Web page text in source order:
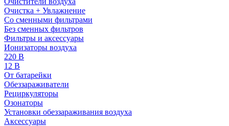
Очистка + Увлажнение
Cо сменными фильтрами
Без сменных фильтров
Фильтры и аксессуары
Ионизаторы воздуха
220 В
12 В
От батарейки
Обеззараживатели
Рециркуляторы
Озонаторы
Установки обеззараживания воздуха
Аксессуары